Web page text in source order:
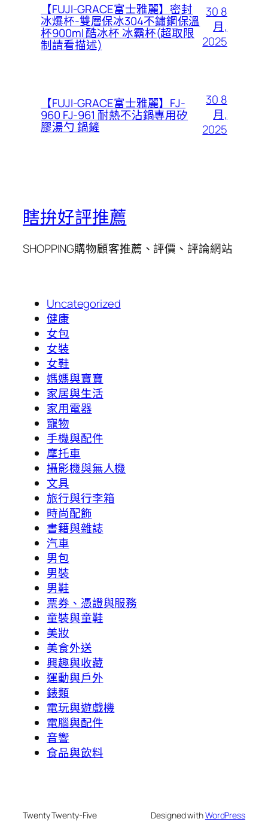
【FUJI-GRACE富士雅麗】密封
冰爆杯-雙層保冰304不鏽鋼保溫
杯900ml 酷冰杯 冰霸杯(超取限
制請看描述)
30 8
月,
2025
【FUJI-GRACE富士雅麗】FJ-
960 FJ-961 耐熱不沾鍋專用矽
膠湯勺 鍋鏟
30 8
月,
2025
瞎拚好評推薦
SHOPPING購物顧客推薦、評價、評論網站
Uncategorized
健康
女包
女裝
女鞋
媽媽與寶寶
家居與生活
家用電器
寵物
手機與配件
摩托車
攝影機與無人機
文具
旅行與行李箱
時尚配飾
書籍與雜誌
汽車
男包
男裝
男鞋
票券、憑證與服務
童裝與童鞋
美妝
美食外送
興趣與收藏
運動與戶外
錶類
電玩與遊戲機
電腦與配件
音響
食品與飲料
Twenty Twenty-Five Designed withWordPress